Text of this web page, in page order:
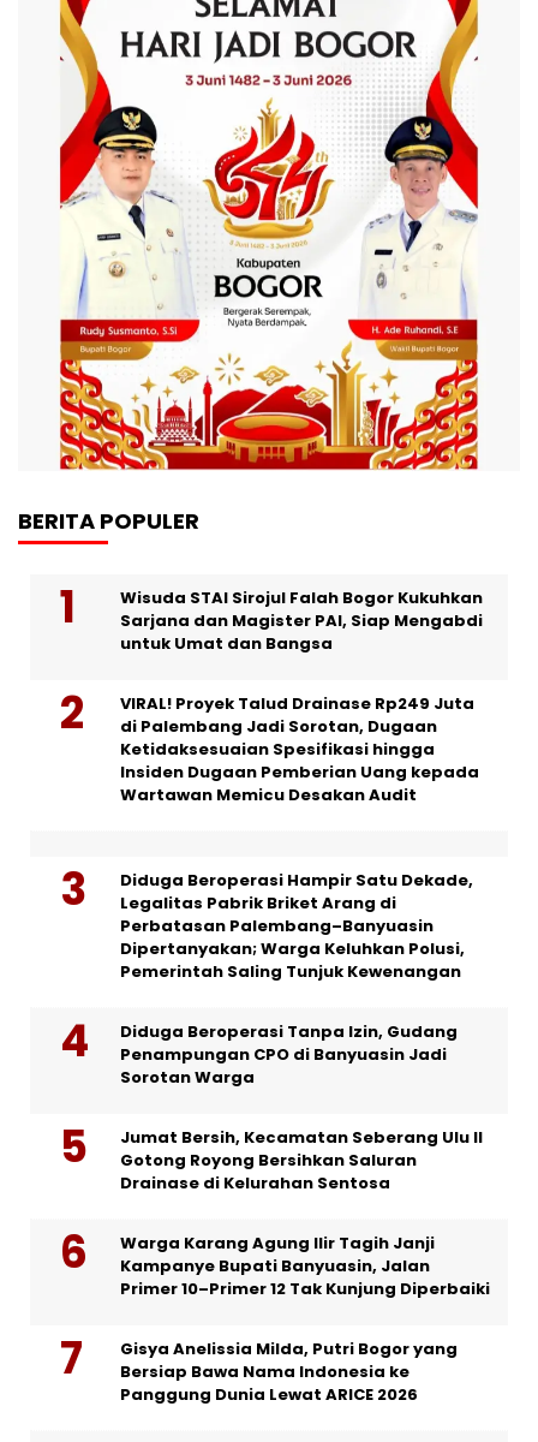
BERITA POPULER
Wisuda STAI Sirojul Falah Bogor Kukuhkan
Sarjana dan Magister PAI, Siap Mengabdi
untuk Umat dan Bangsa
VIRAL! Proyek Talud Drainase Rp249 Juta
di Palembang Jadi Sorotan, Dugaan
Ketidaksesuaian Spesifikasi hingga
Insiden Dugaan Pemberian Uang kepada
Wartawan Memicu Desakan Audit
Diduga Beroperasi Hampir Satu Dekade,
Legalitas Pabrik Briket Arang di
Perbatasan Palembang–Banyuasin
Dipertanyakan; Warga Keluhkan Polusi,
Pemerintah Saling Tunjuk Kewenangan
Diduga Beroperasi Tanpa Izin, Gudang
Penampungan CPO di Banyuasin Jadi
Sorotan Warga
Jumat Bersih, Kecamatan Seberang Ulu II
Gotong Royong Bersihkan Saluran
Drainase di Kelurahan Sentosa
Warga Karang Agung Ilir Tagih Janji
Kampanye Bupati Banyuasin, Jalan
Primer 10–Primer 12 Tak Kunjung Diperbaiki
Gisya Anelissia Milda, Putri Bogor yang
Bersiap Bawa Nama Indonesia ke
Panggung Dunia Lewat ARICE 2026